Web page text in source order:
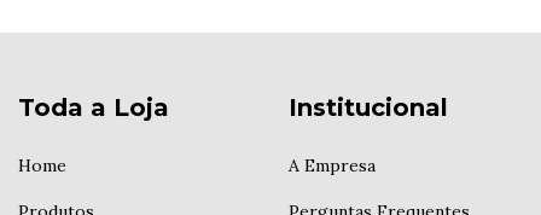
Toda a Loja
Home
Institucional
A Empresa